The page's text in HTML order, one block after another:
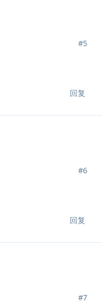
#5
回复
#6
回复
#7